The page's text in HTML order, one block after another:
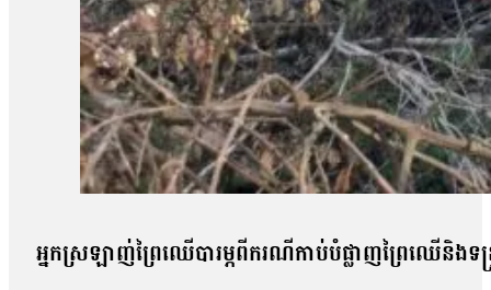
អ្នកស្រឡាញ់ព្រៃឈើបារម្ភពីករណីកាប់បំផ្លាញព្រៃឈើនិងទន្